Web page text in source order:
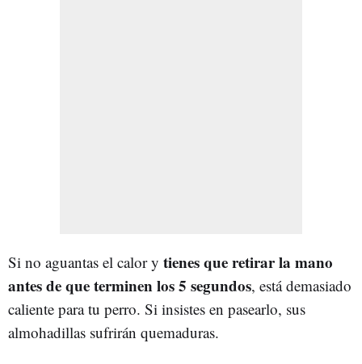
Si no aguantas el calor y tienes que retirar la mano
antes de que terminen los 5 segundos, está demasiado
caliente para tu perro. Si insistes en pasearlo, sus
almohadillas sufrirán quemaduras.